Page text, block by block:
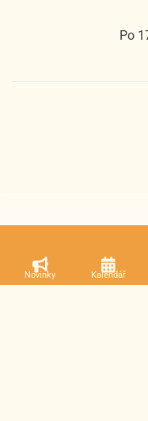
Po
Novinky Kalendář